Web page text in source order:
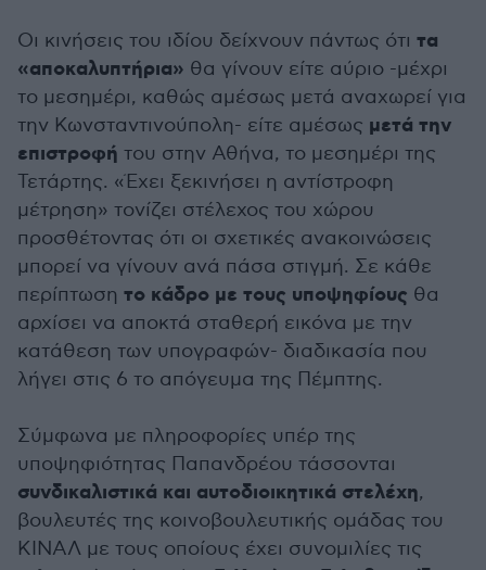
Οι κινήσεις του ιδίου δείχνουν πάντως ότι τα
«αποκαλυπτήρια» θα γίνουν είτε αύριο -μέχρι
το μεσημέρι, καθώς αμέσως μετά αναχωρεί για
την Κωνσταντινούπολη- είτε αμέσως μετά την
επιστροφή του στην Αθήνα, το μεσημέρι της
Τετάρτης. «Έχει ξεκινήσει η αντίστροφη
μέτρηση» τονίζει στέλεχος του χώρου
προσθέτοντας ότι οι σχετικές ανακοινώσεις
μπορεί να γίνουν ανά πάσα στιγμή. Σε κάθε
περίπτωση το κάδρο με τους υποψηφίους θα
αρχίσει να αποκτά σταθερή εικόνα με την
κατάθεση των υπογραφών- διαδικασία που
λήγει στις 6 το απόγευμα της Πέμπτης.
Σύμφωνα με πληροφορίες υπέρ της
υποψηφιότητας Παπανδρέου τάσσονται
συνδικαλιστικά και αυτοδιοικητικά στελέχη,
βουλευτές της κοινοβουλευτικής ομάδας του
ΚΙΝΑΛ με τους οποίους έχει συνομιλίες τις